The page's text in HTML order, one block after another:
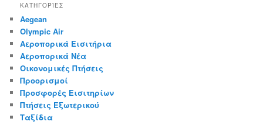
r
h
ΚΑΤΗΓΟΡΊΕΣ
Aegean
Olympic Air
Αεροπορικά Εισιτήρια
Αεροπορικά Νέα
Οικονομικές Πτήσεις
Προορισμοί
Προσφορές Εισιτηρίων
Πτήσεις Εξωτερικού
Ταξίδια